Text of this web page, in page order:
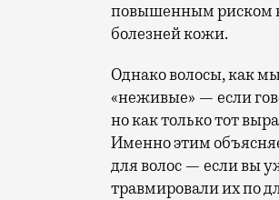
повышенным риском
болезней кожи.
Однако волосы, как
«неживые» — если
но как только тот
Именно этим
для волос — если вы
травмировали их по